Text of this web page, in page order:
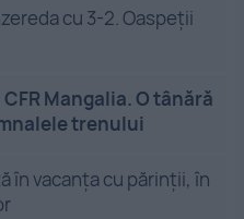
cu 3-2. Oaspeții
Mangalia. O tânără
trenului
în vacanța cu părinții, în